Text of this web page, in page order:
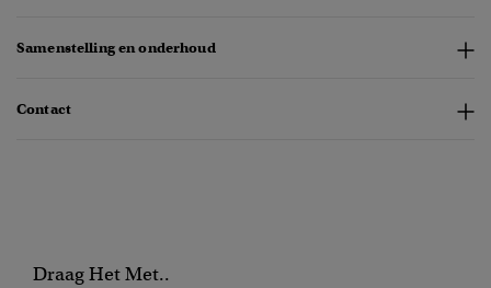
Samenstelling en onderhoud
Contact
Draag Het Met..